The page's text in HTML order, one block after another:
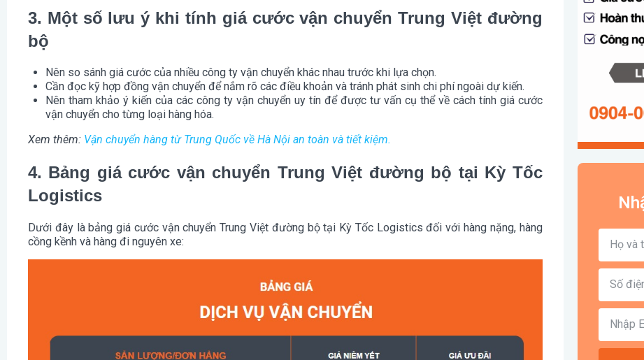
3. Một số lưu ý khi tính giá cước vận chuyển Trung Việt đường
bộ
Nên so sánh giá cước của nhiều công ty vận chuyển khác nhau trước khi lựa chọn.
Cần đọc kỹ hợp đồng vận chuyển để nắm rõ các điều khoản và tránh phát sinh chi phí ngoài dự kiến.
Nên tham khảo ý kiến của các công ty vận chuyển uy tín để được tư vấn cụ thể về cách tính giá cước
vận chuyển cho từng loại hàng hóa.
Xem thêm: Vận chuyển hàng từ Trung Quốc về Hà Nội an toàn và tiết kiệm.
4. Bảng giá cước vận chuyển Trung Việt đường bộ tại Kỳ Tốc
Logistics
Dưới đây là bảng giá cước vận chuyển Trung Việt đường bộ tại Kỳ Tốc Logistics đối với hàng nặng, hàng
cồng kềnh và hàng đi nguyên xe: